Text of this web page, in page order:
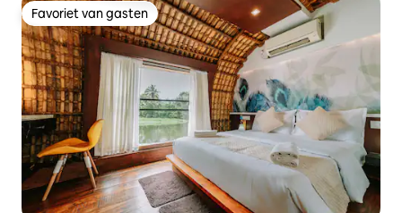
Favoriet van gasten
Favoriet van gasten